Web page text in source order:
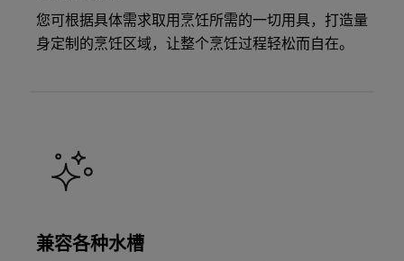
您可根据具体需求取用烹饪所需的一切用具，打造量
身定制的烹饪区域，让整个烹饪过程轻松而自在。
兼容各种水槽